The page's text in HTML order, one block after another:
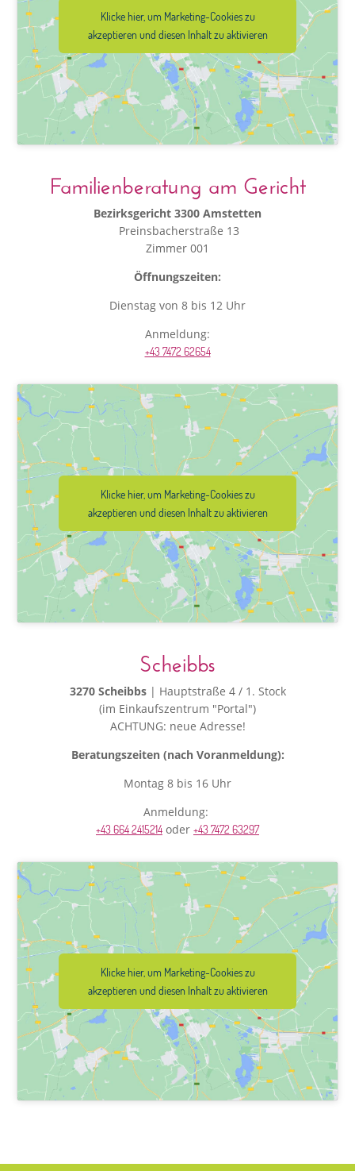
Klicke hier, um Marketing-Cookies zu
akzeptieren und diesen Inhalt zu aktivieren
Familienberatung am Gericht
Bezirksgericht 3300 Amstetten
Preinsbacherstraße 13
Zimmer 001
Öffnungszeiten:
Dienstag von 8 bis 12 Uhr
Anmeldung:
+43 7472 62654
Klicke hier, um Marketing-Cookies zu
akzeptieren und diesen Inhalt zu aktivieren
Scheibbs
3270 Scheibbs | Hauptstraße 4 / 1. Stock
(im Einkaufszentrum "Portal")
ACHTUNG: neue Adresse!
Beratungszeiten (nach Voranmeldung):
Montag 8 bis 16 Uhr
Anmeldung:
+43 664 2415214 oder +43 7472 63297
Klicke hier, um Marketing-Cookies zu
akzeptieren und diesen Inhalt zu aktivieren